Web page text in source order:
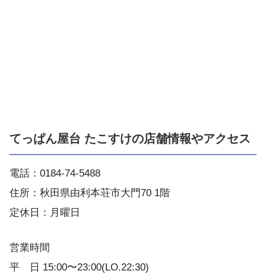
てっぱん屋台 たこすけの店舗情報やアクセス
電話：0184-74-5488
住所：秋田県由利本荘市大門70 1階
定休日：月曜日
営業時間
平 日 15:00〜23:00(LO.22:30)